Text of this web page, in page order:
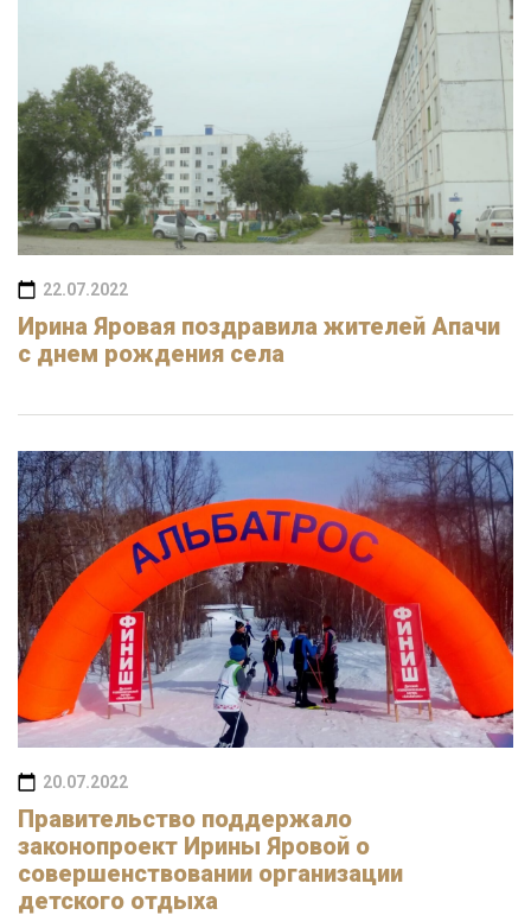
22.07.2022
Ирина Яровая поздравила жителей Апачи
с днем рождения села
20.07.2022
Правительство поддержало
законопроект Ирины Яровой о
совершенствовании организации
детского отдыха